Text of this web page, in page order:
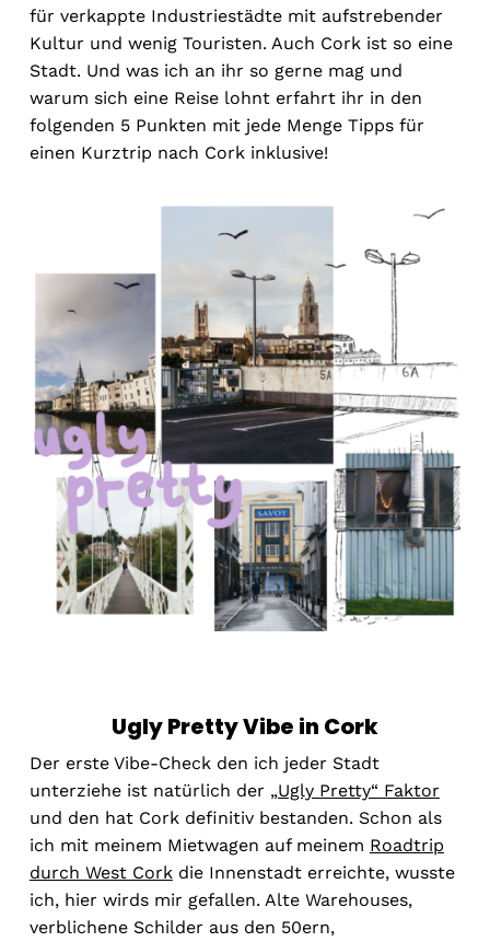
für verkappte Industriestädte mit aufstrebender
Kultur und wenig Touristen. Auch Cork ist so eine
Stadt. Und was ich an ihr so gerne mag und
warum sich eine Reise lohnt erfahrt ihr in den
folgenden 5 Punkten mit jede Menge Tipps für
einen Kurztrip nach Cork inklusive!
Ugly Pretty Vibe in Cork
Der erste Vibe-Check den ich jeder Stadt
unterziehe ist natürlich der „Ugly Pretty“ Faktor
und den hat Cork definitiv bestanden. Schon als
ich mit meinem Mietwagen auf meinem Roadtrip
durch West Corkdie Innenstadt erreichte, wusste
ich, hier wirds mir gefallen. Alte Warehouses,
verblichene Schilder aus den 50ern,